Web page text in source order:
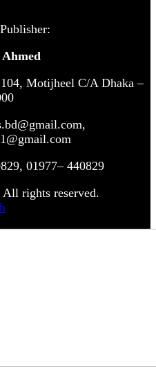
Ahmed
Motijheel C/A Dhaka –
01977– 440829
rights reserved.